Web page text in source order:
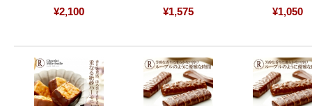
¥2,100 ¥1,575 ¥1,050